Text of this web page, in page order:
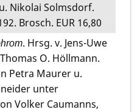
Nikolai Solmsdorf.
Brosch. EUR 16,80
. Hrsg. v. Jens-Uwe
O. Höllmann.
Petra Maurer u.
unter
Volker Caumanns,